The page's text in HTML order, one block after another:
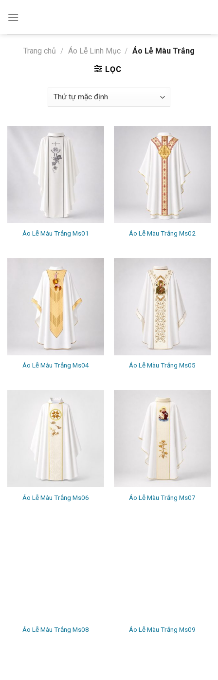
Trang chủ / Áo Lễ Linh Mục / Áo Lễ Màu Trắng
LỌC
Áo Lễ Màu Trắng Ms01 Áo Lễ Màu Trắng Ms02
Áo Lễ Màu Trắng Ms04 Áo Lễ Màu Trắng Ms05
Áo Lễ Màu Trắng Ms06 Áo Lễ Màu Trắng Ms07
Áo Lễ Màu Trắng Ms08 Áo Lễ Màu Trắng Ms09